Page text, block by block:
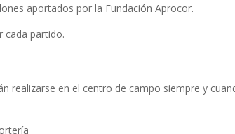
aportados por la Fundación Aprocor.
cada partido.
realizarse en el centro de campo siempre y